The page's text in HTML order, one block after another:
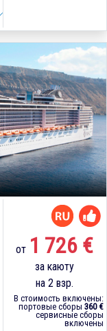
от 1 726 €
за каюту
на 2 взр.
В стоимость включены:
портовые сборы 360 €
сервисные сборы
включены